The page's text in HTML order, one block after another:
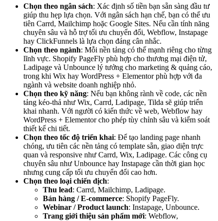
Chọn theo ngân sách: Xác định số tiền bạn sẵn sàng đầu tư
giúp thu hẹp lựa chọn. Với ngân sách hạn chế, bạn có thể ưu
tiên Carrd, Mailchimp hoặc Google Sites. Nếu cần tính năng
chuyên sâu và hỗ trợ tối ưu chuyển đổi, Webflow, Instapage
hay ClickFunnels là lựa chọn đáng cân nhắc.
Chọn theo ngành: Mỗi nền tảng có thế mạnh riêng cho từng
lĩnh vực. Shopify PageFly phù hợp cho thương mại điện tử,
Ladipage và Unbounce lý tưởng cho marketing & quảng cáo,
trong khi Wix hay WordPress + Elementor phù hợp với đa
ngành và website doanh nghiệp nhỏ.
Chọn theo kỹ năng: Nếu bạn không rành về code, các nền
tảng kéo-thả như Wix, Carrd, Ladipage, Tilda sẽ giúp triển
khai nhanh. Với người có kiến thức về web, Webflow hay
WordPress + Elementor cho phép tùy chỉnh sâu và kiểm soát
thiết kế chi tiết.
Chọn theo tốc độ triển khai: Để tạo landing page nhanh
chóng, ưu tiên các nền tảng có template sẵn, giao diện trực
quan và responsive như Carrd, Wix, Ladipage. Các công cụ
chuyên sâu như Unbounce hay Instapage cần thời gian học
nhưng cung cấp tối ưu chuyển đổi cao hơn.
Chọn theo loại chiến dịch:
Thu lead: Carrd, Mailchimp, Ladipage.
Bán hàng / E-commerce: Shopify PageFly.
Webinar / Product launch: Instapage, Unbounce.
Trang giới thiệu sản phẩm mới: Webflow,